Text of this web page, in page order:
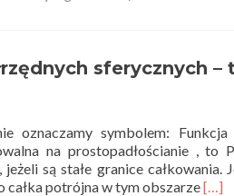
sferycznych –
oznaczamy symbolem:
na prostopadłościanie ,
są stałe granice
całka potrójna w tym obszarzeRead
[…]